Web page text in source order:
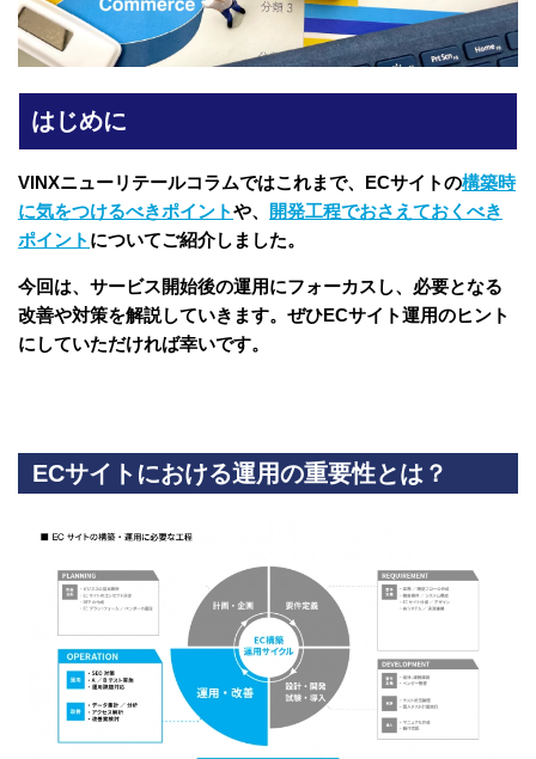
はじめに
VINXニューリテールコラムではこれまで、ECサイトの構築時
に気をつけるべきポイントや、
開発工程でおさえておくべき
ポイント についてご紹介しました。
今回は、サービス開始後の運用にフォーカスし、必要となる
改善や対策を解説していきます。ぜひECサイト運用のヒント
にしていただければ幸いです。
ECサイトにおける運用の重要性とは？